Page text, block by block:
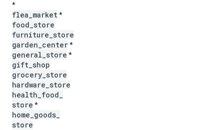
*
flea market*
food store
furniture store
garden center*
general store *
gift shop
grocery store
hardware store
health food
store *
home goods
store